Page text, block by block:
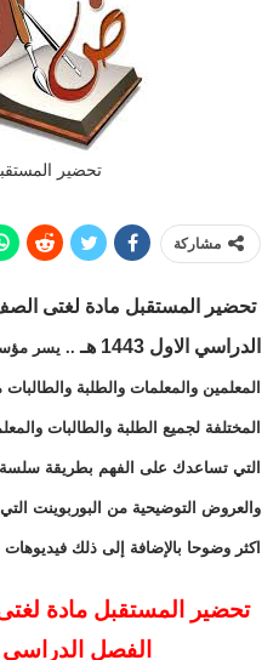
تحضير
مشاركة
تحضير المستقبل مادة لغتى
الدراسي الاول 1443 هـ
.. يسر
المعلمين والمعلمات والطلبة
المختلفة لجميع الطلبة والطالبات
التي تساعدك على الفهم بطريقة سلسة
والعروض التوضيحية من البوربوينت
اكثر وضوحا بالإضافة إلى ذلك
تحضير المستقبل مادة
الفصل الدراسي